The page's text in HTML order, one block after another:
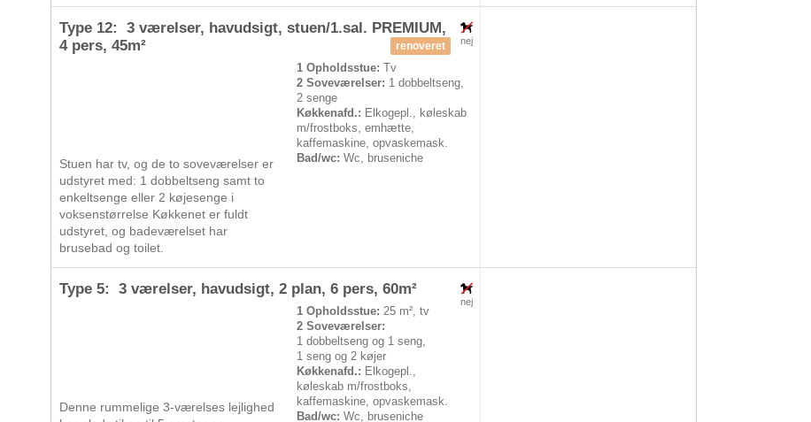
nej
Type 12: 3 værelser, havudsigt, stuen/1.sal. PREMIUM,
4 pers, 45m²
renoveret
1 Opholdsstue: Tv
2 Soveværelser: 1 dobbeltseng,
2 senge
Køkkenafd.: Elkogepl., køleskab
m/frostboks, emhætte,
kaffemaskine, opvaskemask.
Bad/wc: Wc, bruseniche
Stuen har tv, og de to soveværelser er
udstyret med: 1 dobbeltseng samt to
enkeltsenge eller 2 køjesenge i
voksenstørrelse Køkkenet er fuldt
udstyret, og badeværelset har
brusebad og toilet.
nej
Type 5: 3 værelser, havudsigt, 2 plan, 6 pers, 60m²
1 Opholdsstue: 25 m², tv
2 Soveværelser:
1 dobbeltseng og 1 seng,
1 seng og 2 køjer
Køkkenafd.: Elkogepl.,
køleskab m/frostboks,
kaffemaskine, opvaskemask.
Bad/wc: Wc, bruseniche
Denne rummelige 3-værelses lejlighed